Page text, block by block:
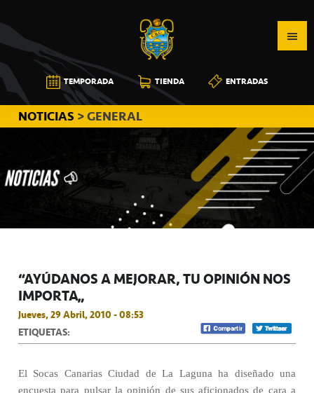
a
la
navegación
principal
al
contenido
principal
a
la
barra
lateral
principal
CB
CANARIAS
TEMPORADA TIENDA ENTRADAS
NOTICIAS > GENERAL
“AYÚDANOS A MEJORAR, TU OPINIÓN NOS
IMPORTA”
Jueves, 29 Abril, 2010 - 08:53
ETIQUETAS:
El Socas Canarias Ciudad de La Laguna ha diseñado una
encuesta para pulsar la opinión de sus aficionados de cara a